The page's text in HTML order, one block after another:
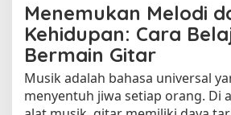
Menemukan Melodi
Kehidupan: Cara
Bermain Gitar
Musik adalah bahasa universal
menyentuh jiwa setiap orang. Di